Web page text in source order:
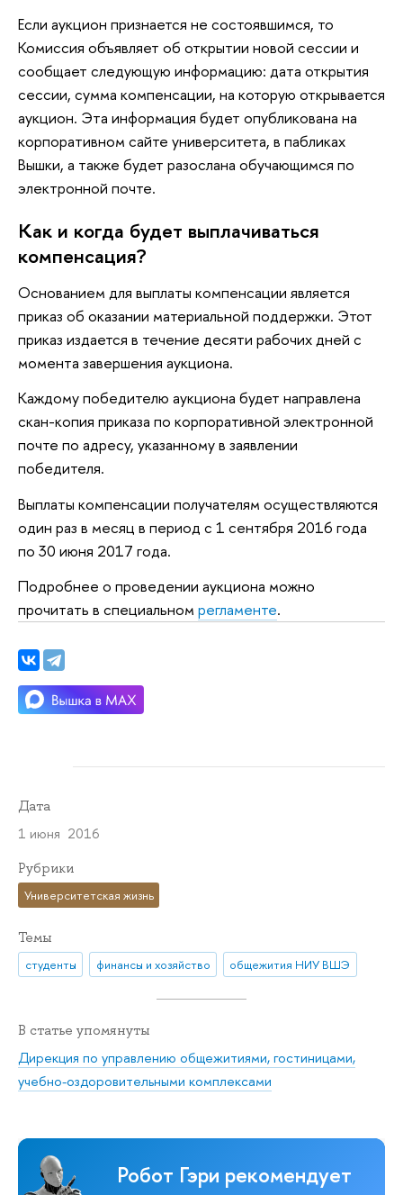
Если аукцион признается не состоявшимся, то
Комиссия объявляет об открытии новой сессии и
сообщает следующую информацию: дата открытия
сессии, сумма компенсации, на которую открывается
аукцион. Эта информация будет опубликована на
корпоративном сайте университета, в пабликах
Вышки, а также будет разослана обучающимся по
электронной почте.
Как и когда будет выплачиваться
компенсация?
Основанием для выплаты компенсации является
приказ об оказании материальной поддержки. Этот
приказ издается в течение десяти рабочих дней с
момента завершения аукциона.
Каждому победителю аукциона будет направлена
скан-копия приказа по корпоративной электронной
почте по адресу, указанному в заявлении
победителя.
Выплаты компенсации получателям осуществляются
один раз в месяц в период с 1 сентября 2016 года
по 30 июня 2017 года.
Подробнее о проведении аукциона можно
прочитать в специальном регламенте.
Дата
1 июня 2016
Рубрики
Университетская жизнь
Темы
студенты финансы и хозяйство общежития НИУ ВШЭ
В статье упомянуты
Дирекция по управлению общежитиями, гостиницами,
учебно-оздоровительными комплексами
Робот Гэри рекомендует